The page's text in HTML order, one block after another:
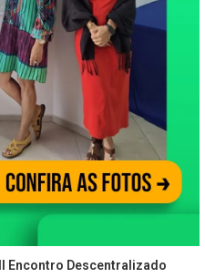
Encontro Descentralizado